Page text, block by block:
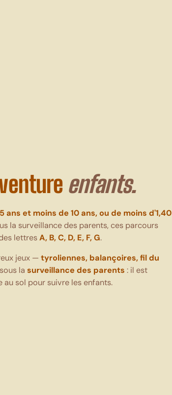
enfants.
ans et moins de 10 ans, ou de moins d'1,40
la surveillance des parents, ces parcours
lettresA, B, C, D, E, F, G.
jeux — tyroliennes, balançoires, fil du
la surveillance des parents : il est
au sol pour suivre les enfants.